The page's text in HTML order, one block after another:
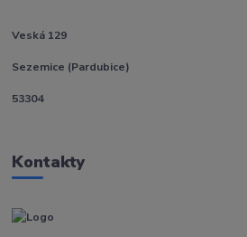
Veská 129
Sezemice (Pardubice)
53304
Kontakty